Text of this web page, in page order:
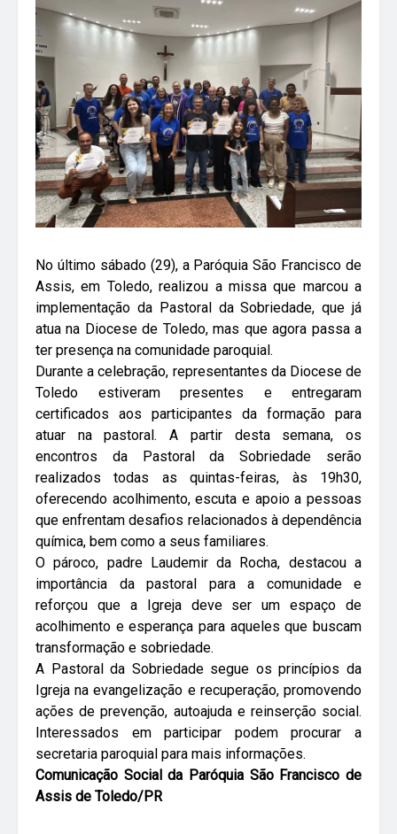
No último sábado (29), a Paróquia São Francisco de
Assis, em Toledo, realizou a missa que marcou a
implementação da Pastoral da Sobriedade, que já
atua na Diocese de Toledo, mas que agora passa a
ter presença na comunidade paroquial.
Durante a celebração, representantes da Diocese de
Toledo estiveram presentes e entregaram
certificados aos participantes da formação para
atuar na pastoral. A partir desta semana, os
encontros da Pastoral da Sobriedade serão
realizados todas as quintas-feiras, às 19h30,
oferecendo acolhimento, escuta e apoio a pessoas
que enfrentam desafios relacionados à dependência
química, bem como a seus familiares.
O pároco, padre Laudemir da Rocha, destacou a
importância da pastoral para a comunidade e
reforçou que a Igreja deve ser um espaço de
acolhimento e esperança para aqueles que buscam
transformação e sobriedade.
A Pastoral da Sobriedade segue os princípios da
Igreja na evangelização e recuperação, promovendo
ações de prevenção, autoajuda e reinserção social.
Interessados em participar podem procurar a
secretaria paroquial para mais informações.
Comunicação Social da Paróquia São Francisco de
Assis de Toledo/PR